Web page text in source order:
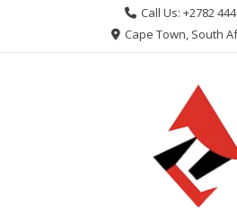
Call Us: +2782 444
Cape Town, South